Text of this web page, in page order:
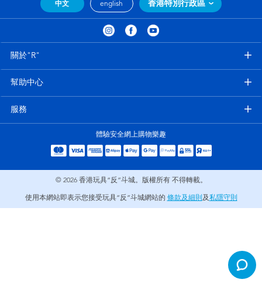
益智學習玩具
戶外及運動用品
角色扮演及造型系列
LeapFrog跳跳蛙
Globber高樂寶
中文 english 香港特別行政區
關於"R"
幫助中心
服務
體驗安全網上購物樂趣
© 2026 香港玩具“反”斗城。版權所有 不得轉載。
使用本網站即表示您接受玩具“反”斗城網站的 條款及細則 及私隱守則